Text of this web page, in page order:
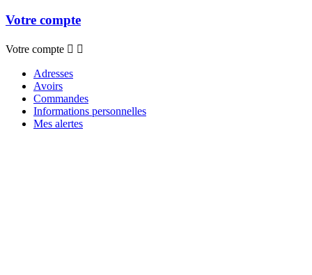
Votre compte
Votre compte  
Adresses
Avoirs
Commandes
Informations personnelles
Mes alertes